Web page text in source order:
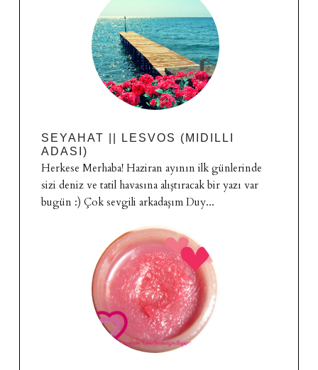
SEYAHAT || LESVOS (MIDILLI
ADASI)
Herkese Merhaba! Haziran ayının ilk günlerinde
sizi deniz ve tatil havasına alıştıracak bir yazı var
bugün :) Çok sevgili arkadaşım Duy...